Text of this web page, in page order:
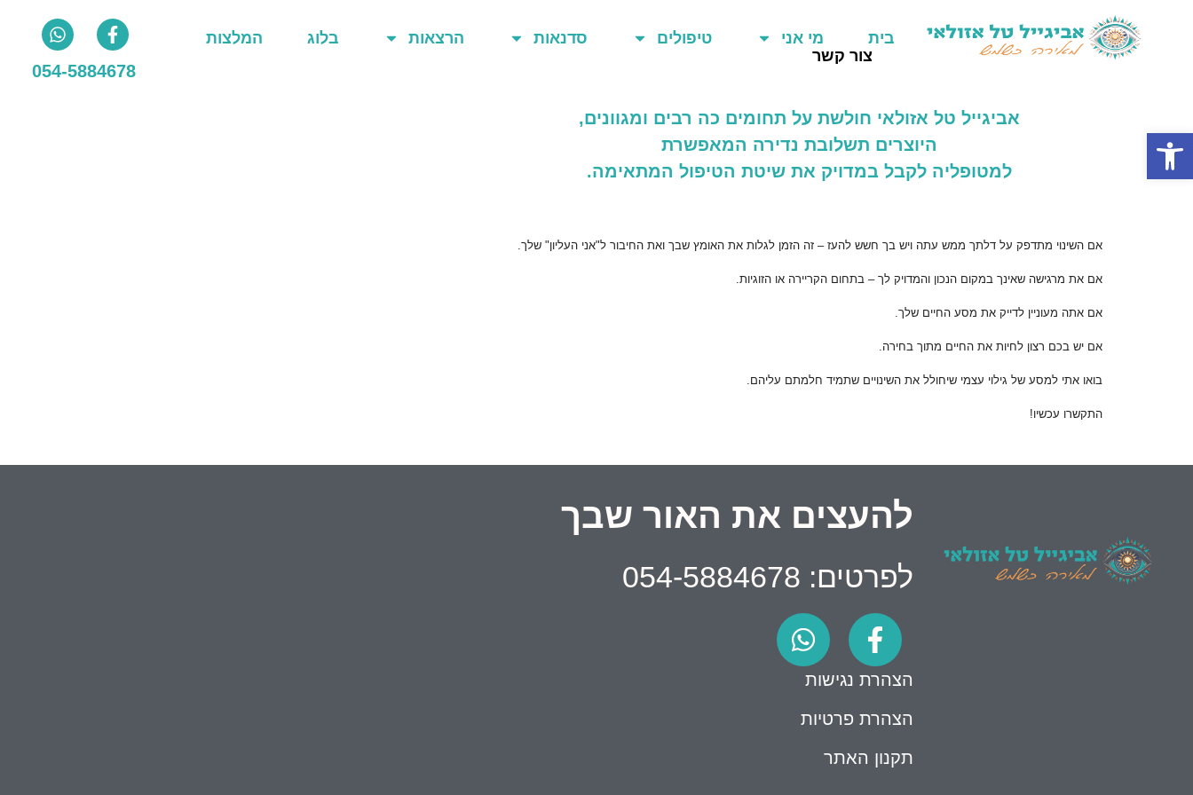
פתח סרגל נגישות
בית מי אני טיפולים סדנאות הרצאות בלוג
המלצות
צור קשר
054-5884678
אביגייל טל אזולאי חולשת על תחומים כה רבים ומגוונים,
היוצרים תשלובת נדירה המאפשרת
למטופליה לקבל במדויק את שיטת הטיפול המתאימה.
אם השינוי מתדפק על דלתך ממש עתה ויש בך חשש להעז – זה הזמן לגלות את האומץ שבך ואת החיבור ל"אני העליון" שלך.
אם את מרגישה שאינך במקום הנכון והמדויק לך – בתחום הקריירה או הזוגיות.
אם אתה מעוניין לדייק את מסע החיים שלך.
אם יש בכם רצון לחיות את החיים מתוך בחירה.
בואו אתי למסע של גילוי עצמי שיחולל את השינויים שתמיד חלמתם עליהם.
התקשרו עכשיו!
להעצים את האור שבך
לפרטים: 054-5884678
הצהרת נגישות
הצהרת פרטיות
תקנון האתר